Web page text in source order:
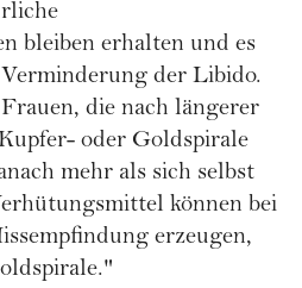
bleiben erhalten und es
der Libido.
die nach längerer
oder Goldspirale
mehr als sich selbst
können bei
erzeugen,